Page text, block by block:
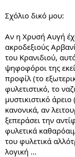
Σχόλιο δικό μου:
Αν η Χρυσή Αυγή
ακροδεξιούς
του Κρανιδιού,
ψηφοφόροι της
προφίλ (το
φυλετιστικό, το
μυστικιστικό
κανονικά, αν
ξεπεράσει την
φυλετικά
του φυλετικά
λογική ...